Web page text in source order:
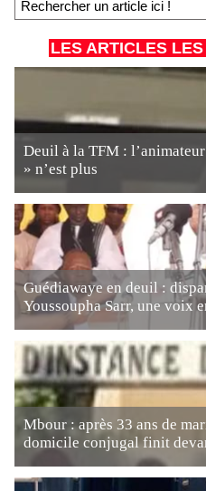
LES ARTICLES
Deuil à la TFM :
» n’est plus
Guédiawaye en deuil :
Youssoupha Sarr, une voix
Mbour : après 33 ans de
domicile conjugal finit